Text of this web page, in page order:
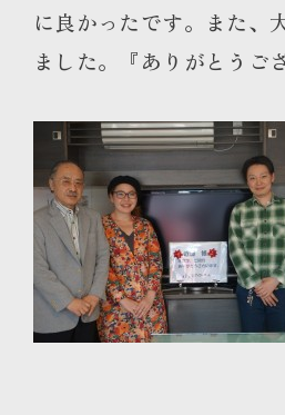
に良かったです。また、
ました。『ありがとうご